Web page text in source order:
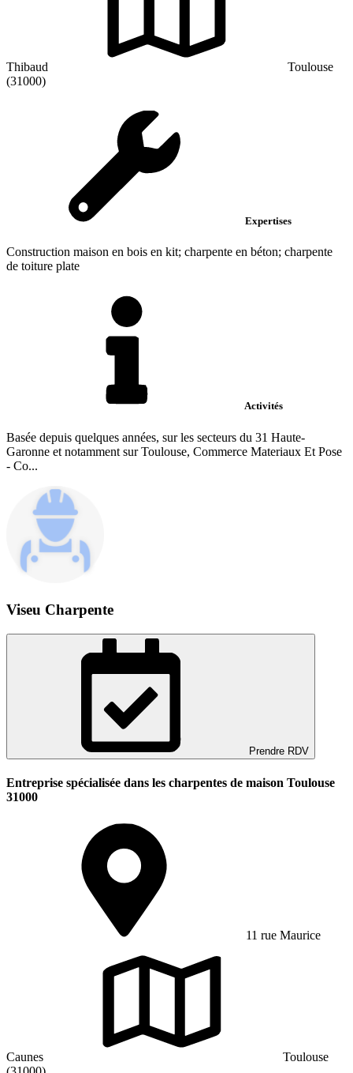
Thibaud
Toulouse
(31000)
Expertises
Construction maison en bois en kit; charpente en béton; charpente
de toiture plate
Activités
Basée depuis quelques années, sur les secteurs du 31 Haute-
Garonne et notamment sur Toulouse, Commerce Materiaux Et Pose
- Co...
Viseu Charpente
Prendre RDV
Entreprise spécialisée dans les charpentes de maison Toulouse
31000
11 rue Maurice
Caunes
Toulouse